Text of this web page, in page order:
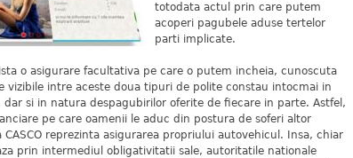
totodata actul prin care putem
acoperi pagubele aduse tertelor
parti implicate.
o asigurare facultativa pe care o putem incheia, cunoscuta
vizibile intre aceste doua tipuri de polite constau intocmai in
si in natura despagubirilor oferite de fiecare in parte. Astfel,
pe care oamenii le aduc din postura de soferi altor
reprezinta asigurarea propriului autovehicul. Insa, chiar
prin intermediul obligativitatii sale, autoritatile nationale